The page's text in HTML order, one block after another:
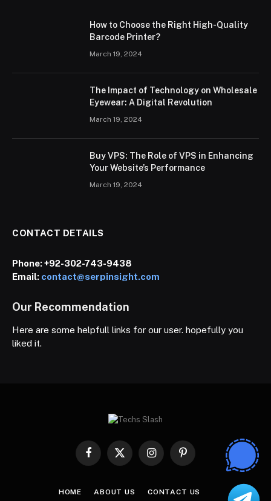
How to Choose the Right High-Quality
Barcode Printer?
March 19, 2024
The Impact of Technology on Wholesale
Eyewear: A Digital Revolution
March 19, 2024
Buy VPS: The Role of VPS in Enhancing
Your Website’s Performance
March 19, 2024
CONTACT DETAILS
Phone:+92-302-743-9438
Email: contact@serpinsight.com
Our Recommendation
Here are some helpfull links for our user. hopefully you
liked it.
Facebook
X
InstagramPinterest
HOME ABOUT US CONTACT US